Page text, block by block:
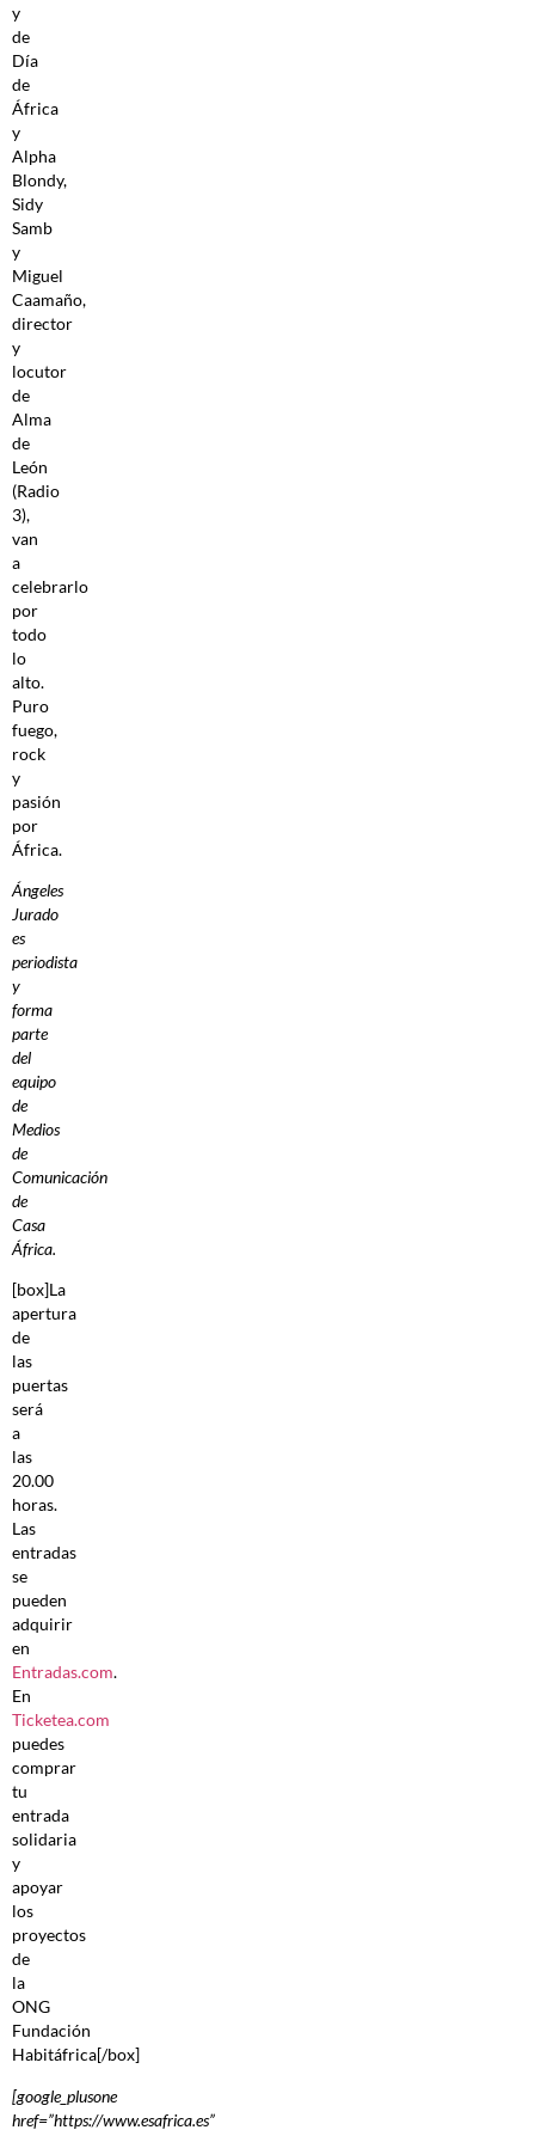
y
de
Día
de
África
y
Alpha
Blondy,
Sidy
Samb
y
Miguel
Caamaño,
director
y
locutor
de
Alma
de
León
(Radio
3),
van
a
celebrarlo
por
todo
lo
alto.
Puro
fuego,
rock
y
pasión
por
África.
Ángeles
Jurado
es
periodista
y
forma
parte
del
equipo
de
Medios
de
Comunicación
de
Casa
África.
[box]La
apertura
de
las
puertas
será
a
las
20.00
horas.
Las
entradas
se
pueden
adquirir
en
Entradas.com.
En
Ticketea.com
puedes
comprar
tu
entrada
solidaria
y
apoyar
los
proyectos
de
la
ONG
Fundación
Habitáfrica[/box]
[google_plusone
href=”https://www.esafrica.es”